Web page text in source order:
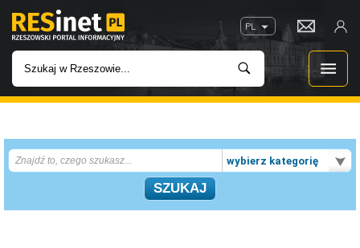
PL
INWESTYCJE
IMPREZY
wybierz kategorię